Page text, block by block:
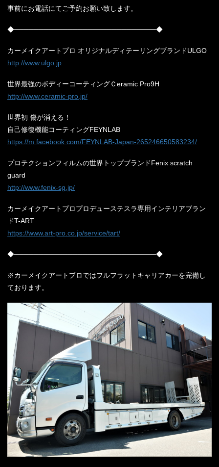
事前にお電話にてご予約お願い致します。
◆─────────────────────────────◆
カーメイクアートプロ オリジナルディテーリングブランドULGO
http://www.ulgo.jp
世界最強のボディーコーティングＣeramic Pro9H
http://www.ceramic-pro.jp/
世界初 傷が消える！
自己修復機能コーティングFEYNLAB
https://m.facebook.com/FEYNLAB-Japan-265246650583234/
プロテクションフィルムの世界トップブランドFenix scratch
guard
http://www.fenix-sg.jp/
カーメイクアートプロプロデューステスラ専用インテリアブラン
ドT-ART
https://www.art-pro.co.jp/service/tart/
◆─────────────────────────────◆
※カーメイクアートプロではフルフラットキャリアカーを完備し
ております。